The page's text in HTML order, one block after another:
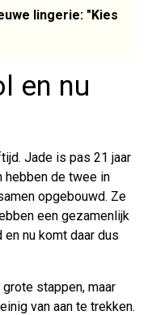
lingerie: "Kies
en nu
Jade is pas 21 jaar
hebben de twee in
opgebouwd. Ze
een gezamenlijk
nu komt daar dus
stappen, maar
van aan te trekken.